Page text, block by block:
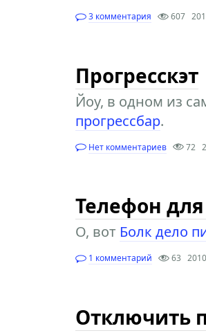
3 комментария 607
Прогресскэт
Йоу, в одном из
прогрессбар.
Нет комментариев 72
Телефон
О, вот Болк дело
1 комментарий 63 2010
Отключить